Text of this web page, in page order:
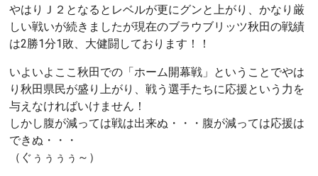
やはりＪ２となるとレベルが更にグンと上がり、かなり厳
しい戦いが続きましたが現在のブラウブリッツ秋田の戦績
は2勝1分1敗、大健闘しております！！
いよいよここ秋田での「ホーム開幕戦」ということでやは
り秋田県民が盛り上がり、戦う選手たちに応援という力を
与えなければいけません！
しかし腹が減っては戦は出来ぬ・・・腹が減っては応援は
できぬ・・・
（ぐぅぅぅぅ～）